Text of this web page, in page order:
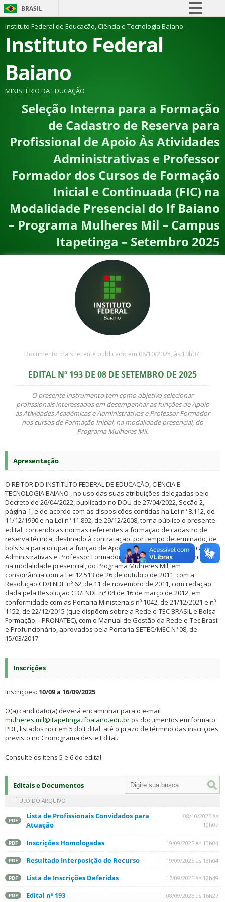
BRASIL
Simplifique!
Comunica BR
Canais
Instituto Federal de Educação, Ciência e Tecnologia Baiano
Instituto Federal
Baiano
MINISTÉRIO DA EDUCAÇÃO
Seleção Interna para a Formação
de Cadastro de Reserva para
Profissional de Apoio Às Atividades
Administrativas e Professor
Formador dos Cursos de Formação
Inicial e Continuada (FIC) na
Modalidade Presencial do If Baiano
– Programa Mulheres Mil – Campus
Itapetinga – Setembro 2025
Documento mais recente publicado em 08/10/2025, às 10h07.
EDITAL Nº 193 DE 08 DE SETEMBRO DE 2025
O presente instrumento tem como objetivo selecionar
profissionais interessados em desempenhar as funções de Apoio
às Atividades Acadêmicas e Administrativas e Professor Formador
nos cursos de Formação Inicial, na modalidade presencial, do
Programa Mulheres Mil.
Apresentação
O REITOR DO INSTITUTO FEDERAL DE EDUCAÇÃO, CIÊNCIA E
TECNOLOGIA BAIANO , no uso das suas atribuições delegadas pelo
Decreto de 26/04/2022, publicado no DOU de 27/04/2022, Seção 2,
página 1, e de acordo com as disposições contidas na Lei nº 8.112, de
11/12/1990 e na Lei nº 11.892, de 29/12/2008, torna público o presente
edital, contendo as normas referentes a formação de cadastro de
reserva técnica, destinado à contratação, por tempo determinado, de
bolsista para ocupar a função de Apoio às Atividades Acadêmicas e
Administrativas e Professor Formador do Curso de Formação Inicial,
na modalidade presencial, do Programa Mulheres Mil, em
consonância com a Lei 12.513 de 26 de outubro de 2011, com a
Resolução CD/FNDE nº 62, de 11 de novembro de 2011, com redação
dada pela Resolução CD/FNDE n° 04 de 16 de março de 2012, em
conformidade com as Portaria Ministeriais nº 1042, de 21/12/2021 e nº
1152, de 22/12/2015 (que dispõem sobre a Rede e-TEC BRASIL e Bolsa-
Formação – PRONATEC), com o Manual de Gestão da Rede e-Tec Brasil
e Profuncionário, aprovados pela Portaria SETEC/MEC Nº 08, de
15/03/2017.
Inscrições
Inscrições: 10/09 a 16/09/2025
O(a) candidato(a) deverá encaminhar para o e-mail
mulheres.mil@itapetinga.ifbaiano.edu.br os documentos em formato
PDF, listados no item 5 do Edital, até o prazo de término das inscrições,
previsto no Cronograma deste Edital.
Consulte os itens 5 e 6 do edital
Editais e Documentos
TÍTULO DO ARQUIVO
PDF
Lista de Profissionais Convidados para
Atuação
08/10/2025 às
10h07
PDF Inscrições Homologadas 19/09/2025 às 13h04
PDF Resultado Interposição de Recurso 19/09/2025 às 13h04
PDF Lista de Inscrições Deferidas 17/09/2025 às 12h49
PDF Edital nº 193 08/09/2025 às 16h27